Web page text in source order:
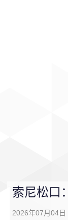
索尼松口
2026年07月04日